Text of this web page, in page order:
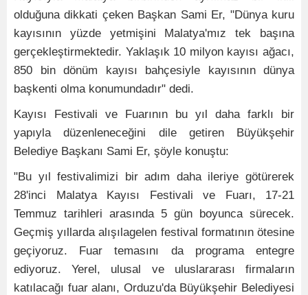
olduğuna dikkati çeken Başkan Sami Er, "Dünya kuru
kayısının yüzde yetmişini Malatya'mız tek başına
gerçekleştirmektedir. Yaklaşık 10 milyon kayısı ağacı,
850 bin dönüm kayısı bahçesiyle kayısının dünya
başkenti olma konumundadır" dedi.
Kayısı Festivali ve Fuarının bu yıl daha farklı bir
yapıyla düzenleneceğini dile getiren Büyükşehir
Belediye Başkanı Sami Er, şöyle konuştu:
"Bu yıl festivalimizi bir adım daha ileriye götürerek
28'inci Malatya Kayısı Festivali ve Fuarı, 17-21
Temmuz tarihleri arasında 5 gün boyunca sürecek.
Geçmiş yıllarda alışılagelen festival formatının ötesine
geçiyoruz. Fuar temasını da programa entegre
ediyoruz. Yerel, ulusal ve uluslararası firmaların
katılacağı fuar alanı, Orduzu'da Büyükşehir Belediyesi